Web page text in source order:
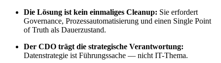
Die Lösung ist kein einmaliges Cleanup: Sie erfordert
Governance, Prozessautomatisierung und einen Single Point
of Truth als Dauerzustand.
Der CDO trägt die strategische Verantwortung:
Datenstrategie ist Führungssache — nicht IT-Thema.